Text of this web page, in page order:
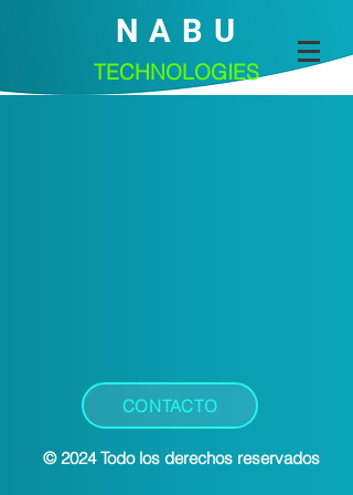
N A B U
TECHNOLOGIES
CONTACTO
© 2024 Todo los derechos reservados